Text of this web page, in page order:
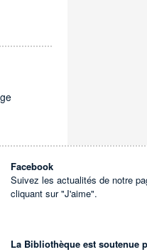
Facebook
Suivez les actualités de notre
cliquant sur "J'aime".
La Bibliothèque est soutenue